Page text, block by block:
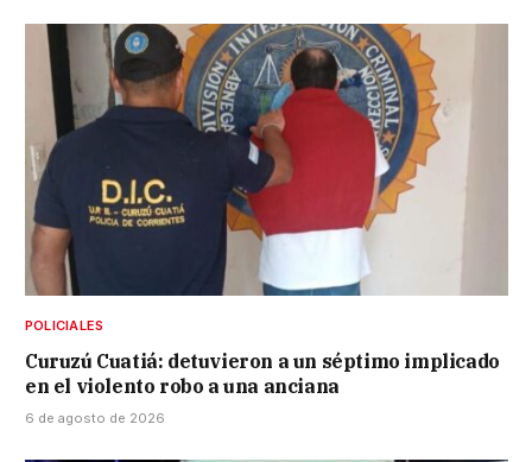
POLICIALES
Curuzú Cuatiá: detuvieron a un séptimo implicado
en el violento robo a una anciana
6 de agosto de 2026